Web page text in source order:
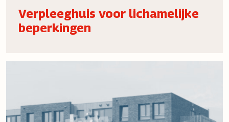
Verpleeghuis voor lichamelijke
beperkingen